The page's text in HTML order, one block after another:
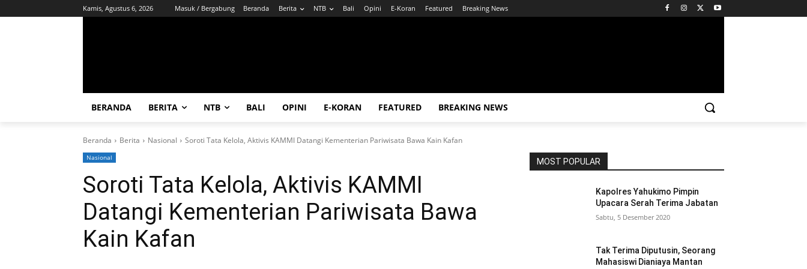
Kamis, Agustus 6, 2026 Masuk / Bergabung Beranda Berita NTB Bali Opini E-Koran Featured Breaking News
BERANDA BERITA NTB BALI OPINI E-KORAN FEATURED BREAKING NEWS
Beranda Berita Nasional Soroti Tata Kelola, Aktivis KAMMI Datangi Kementerian Pariwisata Bawa Kain Kafan
Nasional
Soroti Tata Kelola, Aktivis KAMMI
Datangi Kementerian Pariwisata Bawa
Kain Kafan
MOST POPULAR
Kapolres Yahukimo Pimpin
Upacara Serah Terima Jabatan
Sabtu, 5 Desember 2020
Tak Terima Diputusin, Seorang
Mahasiswi Dianiaya Mantan